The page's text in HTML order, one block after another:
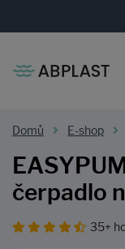
Domů E-shop
čerpadlo
35+